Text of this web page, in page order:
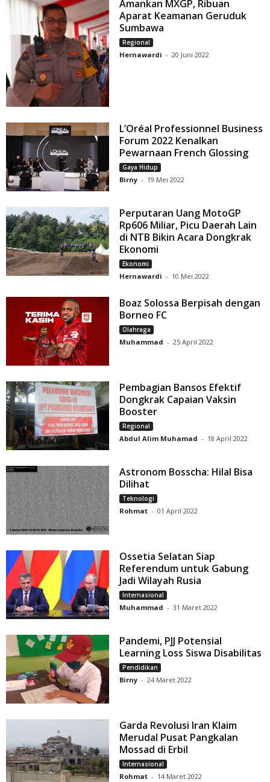
Amankan MXGP, Ribuan
Aparat Keamanan Geruduk
Sumbawa
Regional
Hernawardi - 20 Juni 2022
L’Oréal Professionnel Business
Forum 2022 Kenalkan
Pewarnaan French Glossing
Gaya Hidup
Birny - 19 Mei 2022
Perputaran Uang MotoGP
Rp606 Miliar, Picu Daerah Lain
di NTB Bikin Acara Dongkrak
Ekonomi
Ekonomi
Hernawardi - 10 Mei 2022
Boaz Solossa Berpisah dengan
Borneo FC
Olahraga
Muhammad - 25 April 2022
Pembagian Bansos Efektif
Dongkrak Capaian Vaksin
Booster
Regional
Abdul Alim Muhamad - 18 April 2022
Astronom Bosscha: Hilal Bisa
Dilihat
Teknologi
Rohmat - 01 April 2022
Ossetia Selatan Siap
Referendum untuk Gabung
Jadi Wilayah Rusia
Internasional
Muhammad - 31 Maret 2022
Pandemi, PJJ Potensial
Learning Loss Siswa Disabilitas
Pendidikan
Birny - 24 Maret 2022
Garda Revolusi Iran Klaim
Merudal Pusat Pangkalan
Mossad di Erbil
Internasional
Rohmat - 14 Maret 2022